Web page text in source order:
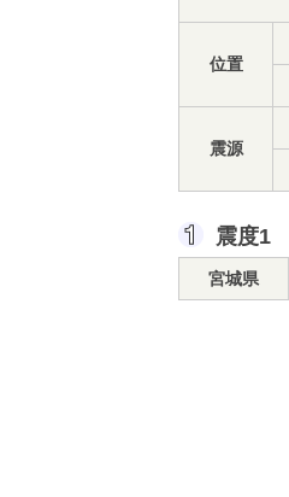
位置
震源
震度1
宮城県